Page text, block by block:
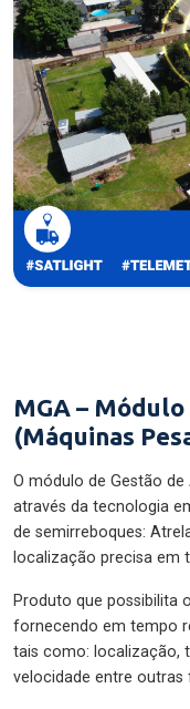
MGA –
(Máquinas
O módulo de Gestão
através da tecnologia
de semirreboques:
localização precisa em
Produto que possibilita
fornecendo em tempo
tais como: localização,
velocidade entre outras